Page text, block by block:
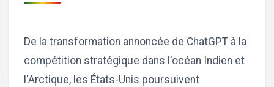
De la transformation annoncée de ChatGPT à la
compétition stratégique dans l'océan Indien et
l'Arctique, les États-Unis poursuivent